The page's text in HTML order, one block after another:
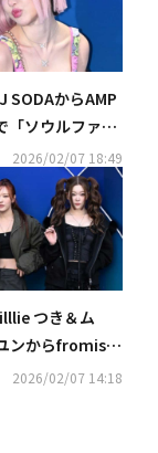
SODAからAMP
「ソウルファッ
」に出席
2026/02/07 18:49
つき＆ム
ンからfromis_
ンまで「ソウル
2026/02/07 14:18